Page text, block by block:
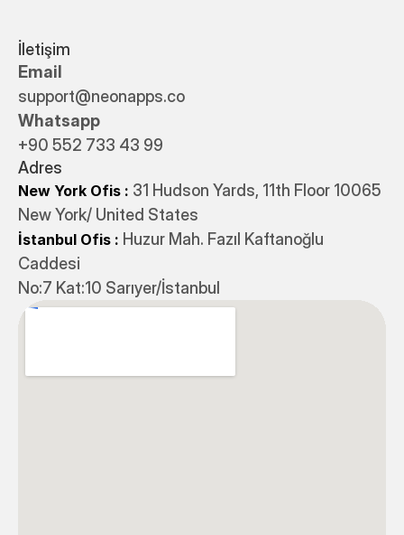
İletişim
Email
support@neonapps.co
Whatsapp
+90 552 733 43 99
Adres
New York Ofis : 31 Hudson Yards, 11th Floor 10065
New York/ United States
İstanbul Ofis : Huzur Mah. Fazıl Kaftanoğlu
Caddesi
No:7 Kat:10 Sarıyer/İstanbul